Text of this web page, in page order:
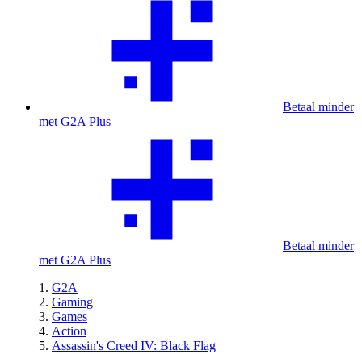
Betaal minder
met G2A Plus
Betaal minder
met G2A Plus
G2A
Gaming
Games
Action
Assassin's Creed IV: Black Flag